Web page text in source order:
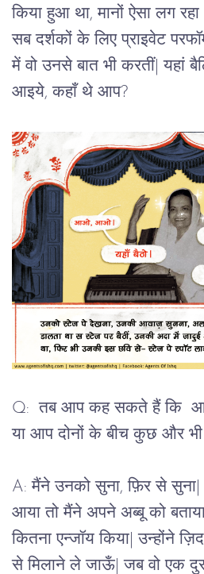
किया हुआ था, मानों ऐसा लग
सब दर्शकों के लिए प्राइवेट
में वो उनसे बात भी करतीं| यहां
आइये, कहाँ थे आप?
Q: तब आप कह सकते हैं कि आप
या आप दोनों के बीच कुछ और भी
A: मैंने उनको सुना, फ़िर से
आया तो मैंने अपने अब्बू को
कितना एन्जॉय किया| उन्होंने
से मिलाने ले जाऊँ| जब वो एक